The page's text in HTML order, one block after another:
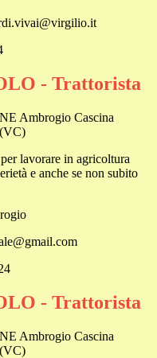
- Trattorista
Ambrogio Cascina
lavorare in agricoltura
e anche se non subito
- Trattorista
Ambrogio Cascina